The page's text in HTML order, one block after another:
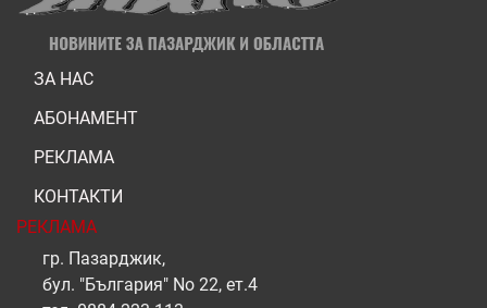
ЗА НАС
АБОНАМЕНТ
РЕКЛАМА
КОНТАКТИ
РЕКЛАМА
гр. Пазарджик,
бул. "България" No 22, ет.4